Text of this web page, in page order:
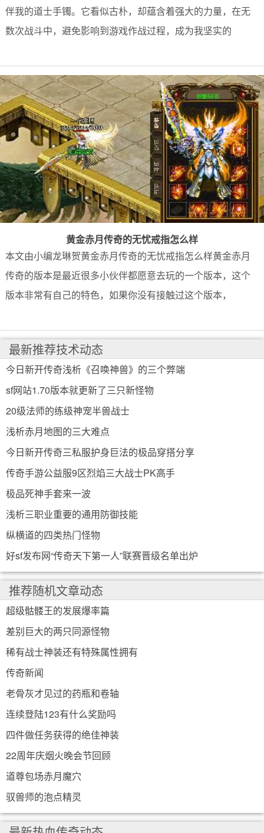
伴我的道士手镯。它看似古朴，却蕴含着强大的力量，在无
数次战斗中，避免影响到游戏作战过程，成为我坚实的
黄金赤月传奇的无忧戒指怎么样
本文由小编龙琳贺黄金赤月传奇的无忧戒指怎么样黄金赤月
传奇的版本是最近很多小伙伴都愿意去玩的一个版本，这个
版本非常有自己的特色，如果你没有接触过这个版本，
最新推荐技术动态
今日新开传奇浅析《召唤神兽》的三个弊端
sf网站1.70版本就更新了三只新怪物
20级法师的练级神宠半兽战士
浅析赤月地图的三大难点
今日新开传奇三私服护身巨法的极品穿搭分享
传奇手游公益服9区烈焰三大战士PK高手
极品死神手套来一波
浅析三职业重要的通用防御技能
纵横道的四类热门怪物
好sf发布网“传奇天下第一人”联赛晋级名单出炉
推荐随机文章动态
超级骷髅王的发展爆率篇
差别巨大的两只同源怪物
稀有战士神装还有特殊属性拥有
传奇新闻
老骨灰才见过的药瓶和卷轴
连续登陆123有什么奖励吗
四件做任务获得的绝佳神装
22周年庆烟火晚会节回顾
道尊包场赤月魔穴
驭兽师的泡点精灵